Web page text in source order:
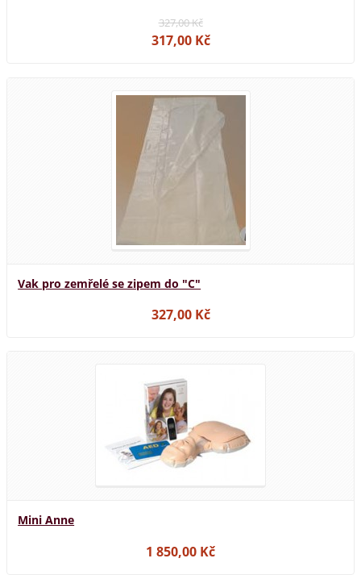
327,00 Kč
317,00 Kč
Vak pro zemřelé se zipem do "C"
327,00 Kč
Mini Anne
1 850,00 Kč